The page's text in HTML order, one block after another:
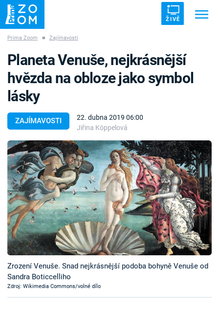
ŽIVĚ
ZÁHADY VETŘELCI DÁVNOVĚKU
Témata
Témata
Pořady
TV Program
Časopis
Sledujte prima+
Přihlášení
Prima Zoom ■ Zajímavosti
ZAJÍMAVOSTI
22. dubna 2019 06:00
Jiřina Köppelová
Planeta Venuše, nejkrásnější
hvězda na obloze jako symbol
lásky
Zrození Venuše. Snad nejkrásnější podoba bohyně Venuše od
Sandra Boticcelliho
Zdroj: Wikimedia Commons/volné dílo